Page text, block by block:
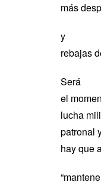
más
y
rebajas
Será
el
lucha
patronal
hay que